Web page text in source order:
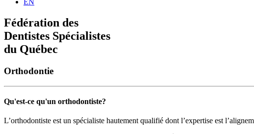
EN
Fédération des
Dentistes Spécialistes
du Québec
Orthodontie
Qu'est-ce qu'un orthodontiste?
L’orthodontiste est un spécialiste hautement qualifié dont l’expertise est